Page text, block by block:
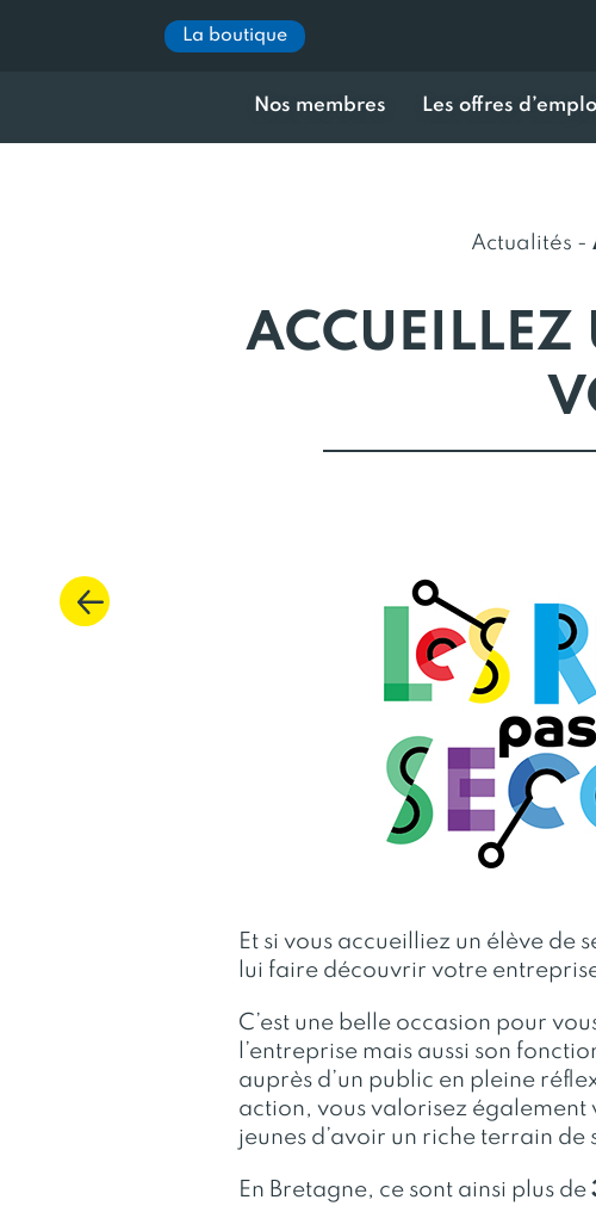
La boutique
Nos membres Les offres
Actualités -
ACCUEILLEZ
Et si vous accueilliez un élève de
lui faire découvrir votre
C’est une belle occasion pour
l’entreprise mais aussi son
auprès d’un public en pleine
action, vous valorisez
jeunes d’avoir un riche terrain de
En Bretagne, ce sont ainsi plus de